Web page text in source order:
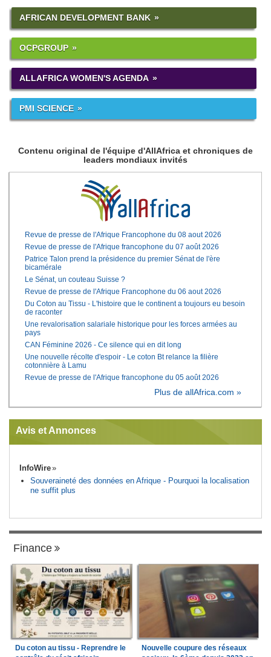
AFRICAN DEVELOPMENT BANK
OCPGROUP
ALLAFRICA WOMEN'S AGENDA
PMI SCIENCE
Contenu original de l'équipe d'AllAfrica et chroniques de
leaders mondiaux invités
Revue de presse de l'Afrique Francophone du 08 aout 2026
Revue de presse de l'Afrique francophone du 07 août 2026
Patrice Talon prend la présidence du premier Sénat de l'ère
bicamérale
Le Sénat, un couteau Suisse ?
Revue de presse de l'Afrique Francophone du 06 aout 2026
Du Coton au Tissu - L'histoire que le continent a toujours eu besoin
de raconter
Une revalorisation salariale historique pour les forces armées au
pays
CAN Féminine 2026 - Ce silence qui en dit long
Une nouvelle récolte d'espoir - Le coton Bt relance la filière
cotonnière à Lamu
Revue de presse de l'Afrique francophone du 05 août 2026
Plus de allAfrica.com »
Avis et Annonces
InfoWire
Souveraineté des données en Afrique - Pourquoi la localisation
ne suffit plus
Finance
Du coton au tissu - Reprendre le
Nouvelle coupure des réseaux